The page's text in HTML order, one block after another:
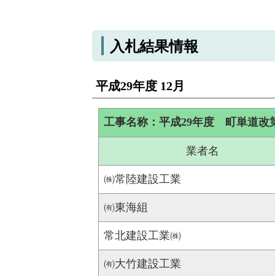
入札結果情報
平成29年度 12月
工事名称：平成29年度 町単道改
業者名
㈱常陸建設工業
㈲東海組
常北建設工業㈱
㈲大竹建設工業